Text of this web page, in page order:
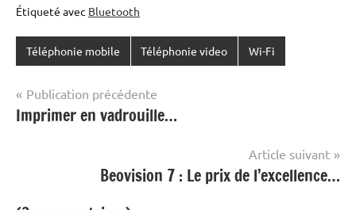
Étiqueté avec Bluetooth
Téléphonie mobile Téléphonie video Wi-Fi
Navigation
de
Publication précédente
Imprimer en vadrouille…
Article suivant
Beovision 7 : Le prix de l’excellence…